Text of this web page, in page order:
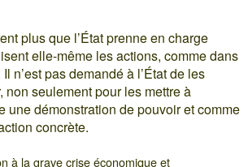
plus que l’État prenne en charge
elle-même les actions, comme dans
n’est pas demandé à l’État de les
seulement pour les mettre à
démonstration de pouvoir et comme
concrète.
à la grave crise économique et